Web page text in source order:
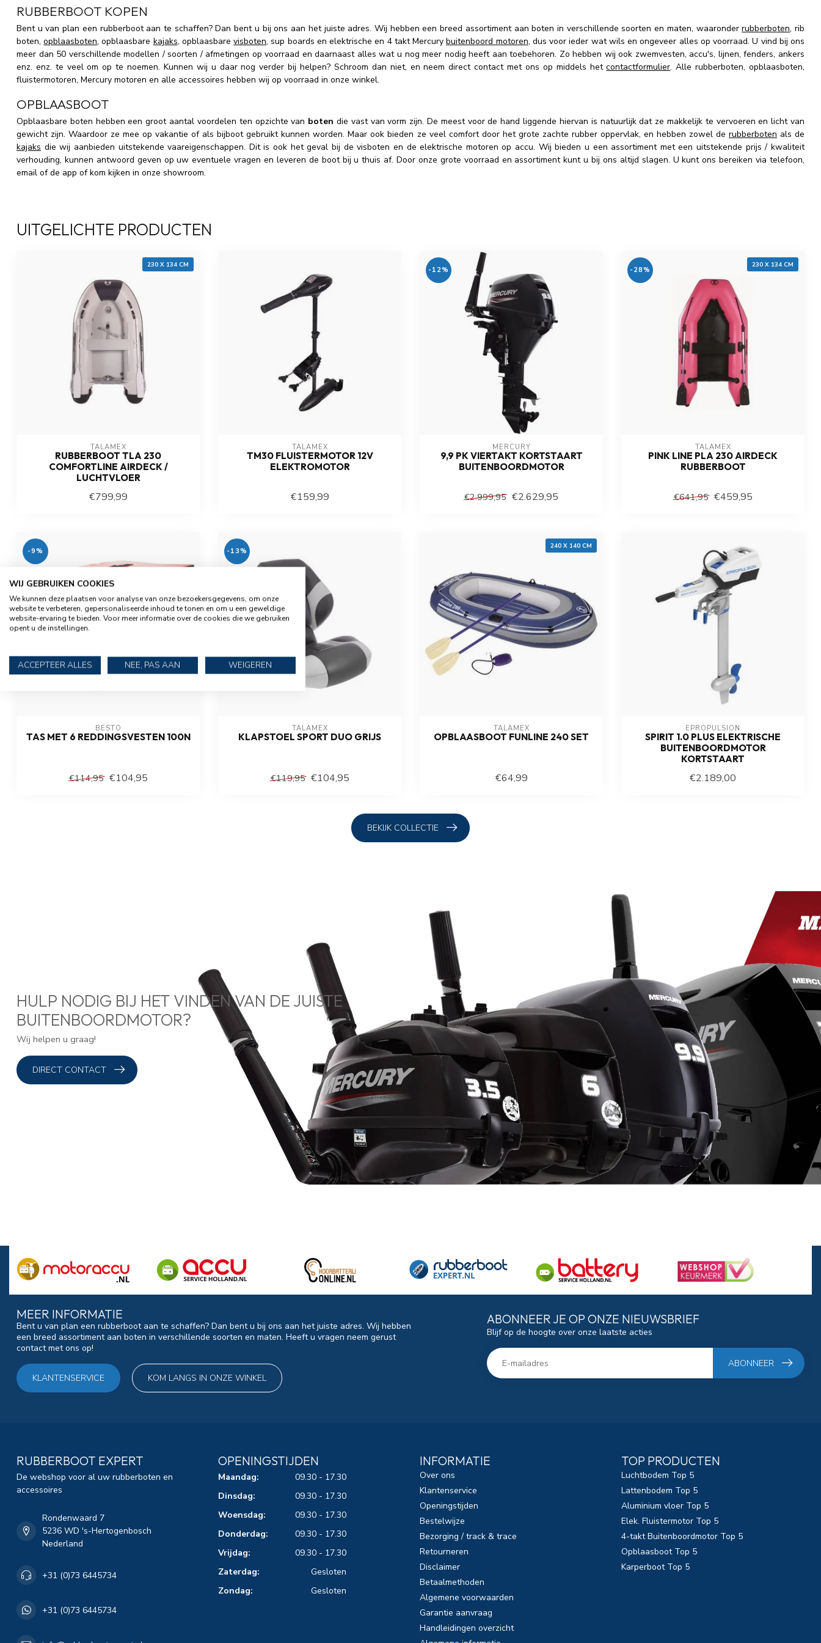
RUBBERBOOT KOPEN
Bent u van plan een rubberboot aan te schaffen? Dan bent u bij ons aan het juiste adres. Wij hebben een breed assortiment aan boten in verschillende soorten en maten, waaronderrubberboten, rib
boten,opblaasboten, opblaasbare kajaks, opblaasbarevisboten, sup boards en elektrische en 4 takt Mercurybuitenboord motoren, dus voor ieder wat wils en ongeveer alles op voorraad. U vind bij ons
meer dan 50 verschillende modellen / soorten / afmetingen op voorraad en daarnaast alles wat u nog meer nodig heeft aan toebehoren. Zo hebben wij ook zwemvesten, accu's, lijnen, fenders, ankers
enz. enz. te veel om op te noemen. Kunnen wij u daar nog verder bij helpen? Schroom dan niet, en neem direct contact met ons op middels hetcontactformulier. Alle rubberboten, opblaasboten,
fluistermotoren, Mercury motoren en alle accessoires hebben wij op voorraad in onze winkel.
OPBLAASBOOT
Opblaasbare boten hebben een groot aantal voordelen ten opzichte van boten die vast van vorm zijn. De meest voor de hand liggende hiervan is natuurlijk dat ze makkelijk te vervoeren en licht van
gewicht zijn. Waardoor ze mee op vakantie of als bijboot gebruikt kunnen worden. Maar ook bieden ze veel comfort door het grote zachte rubber oppervlak, en hebben zowel de rubberboten als de
kajaks die wij aanbieden uitstekende vaareigenschappen. Dit is ook het geval bij de visboten en de elektrische motoren op accu. Wij bieden u een assortiment met een uitstekende prijs / kwaliteit
verhouding, kunnen antwoord geven op uw eventuele vragen en leveren de boot bij u thuis af. Door onze grote voorraad en assortiment kunt u bij ons altijd slagen. U kunt ons bereiken via telefoon,
email of de app of kom kijken in onze showroom.
UITGELICHTE PRODUCTEN
230 X 134 CM
TALAMEX
RUBBERBOOT TLA 230
COMFORTLINE AIRDECK /
LUCHTVLOER
€799,99
TALAMEX
TM30 FLUISTERMOTOR 12V
ELEKTROMOTOR
€159,99
-12%
MERCURY
9,9 PK VIERTAKT KORTSTAART
BUITENBOORDMOTOR
€2.999,95 €2.629,95
230 X 134 CM
-28%
TALAMEX
PINK LINE PLA 230 AIRDECK
RUBBERBOOT
€641,95 €459,95
-9%
BESTO
TAS MET 6 REDDINGSVESTEN 100N
€114,95 €104,95
-13%
TALAMEX
KLAPSTOEL SPORT DUO GRIJS
€119,95 €104,95
240 X 140 CM
TALAMEX
OPBLAASBOOT FUNLINE 240 SET
€64,99
EPROPULSION
SPIRIT 1.0 PLUS ELEKTRISCHE
BUITENBOORDMOTOR
KORTSTAART
€2.189,00
BEKIJK COLLECTIE
HULP NODIG BIJ HET VINDEN VAN DE JUISTE
BUITENBOORDMOTOR?
Wij helpen u graag!
DIRECT CONTACT
MEER INFORMATIE
Bent u van plan een rubberboot aan te schaffen? Dan bent u bij ons aan het juiste adres. Wij hebben
een breed assortiment aan boten in verschillende soorten en maten. Heeft u vragen neem gerust
contact met ons op!
KLANTENSERVICE KOM LANGS IN ONZE WINKEL
ABONNEER JE OP ONZE NIEUWSBRIEF
Blijf op de hoogte over onze laatste acties
ABONNEER
RUBBERBOOT EXPERT
De webshop voor al uw rubberboten en
accessoires
Rondenwaard 7
5236 WD 's-Hertogenbosch
Nederland
+31 (0)73 6445734
+31 (0)73 6445734
OPENINGSTIJDEN
Maandag:
09.30 - 17.30
Dinsdag:
09.30 - 17.30
Woensdag:
09.30 - 17.30
Donderdag:
09.30 - 17.30
Vrijdag:
09.30 - 17.30
Zaterdag:
Gesloten
Zondag:
Gesloten
INFORMATIE
Over ons
Klantenservice
Openingstijden
Bestelwijze
Bezorging / track & trace
Retourneren
Disclaimer
Betaalmethoden
Algemene voorwaarden
Garantie aanvraag
Handleidingen overzicht
TOP PRODUCTEN
Luchtbodem Top 5
Lattenbodem Top 5
Aluminium vloer Top 5
Elek. Fluistermotor Top 5
4-takt Buitenboordmotor Top 5
Opblaasboot Top 5
Karperboot Top 5
WIJ GEBRUIKEN COOKIES
We kunnen deze plaatsen voor analyse van onze bezoekersgegevens, om onze
website te verbeteren, gepersonaliseerde inhoud te tonen en om u een geweldige
website-ervaring te bieden. Voor meer informatie over de cookies die we gebruiken
opent u de instellingen.
ACCEPTEER ALLES NEE, PAS AAN WEIGEREN